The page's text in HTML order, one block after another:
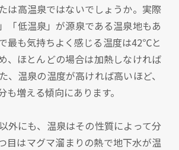
は高温泉ではないでしょうか。実際
「低温泉」が源泉である温泉地もあ
最も気持ちよく感じる温度は42℃と
、ほとんどの場合は加熱しなければ
、温泉の温度が高ければ高いほど、
も増える傾向にあります。
外にも、温泉はその性質によって分
目はマグマ溜まりの熱で地下水が温